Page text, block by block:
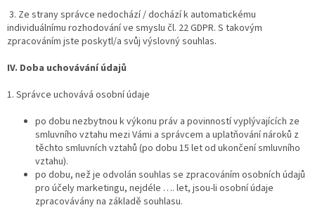
3. Ze strany správce nedochází / dochází k automatickému
individuálnímu rozhodování ve smyslu čl. 22 GDPR. S takovým
zpracováním jste poskytl/a svůj výslovný souhlas.
IV. Doba uchovávání údajů
1. Správce uchovává osobní údaje
po dobu nezbytnou k výkonu práv a povinností vyplývajících ze
smluvního vztahu mezi Vámi a správcem a uplatňování nároků z
těchto smluvních vztahů (po dobu 15 let od ukončení smluvního
vztahu).
po dobu, než je odvolán souhlas se zpracováním osobních údajů
pro účely marketingu, nejdéle …. let, jsou-li osobní údaje
zpracovávány na základě souhlasu.